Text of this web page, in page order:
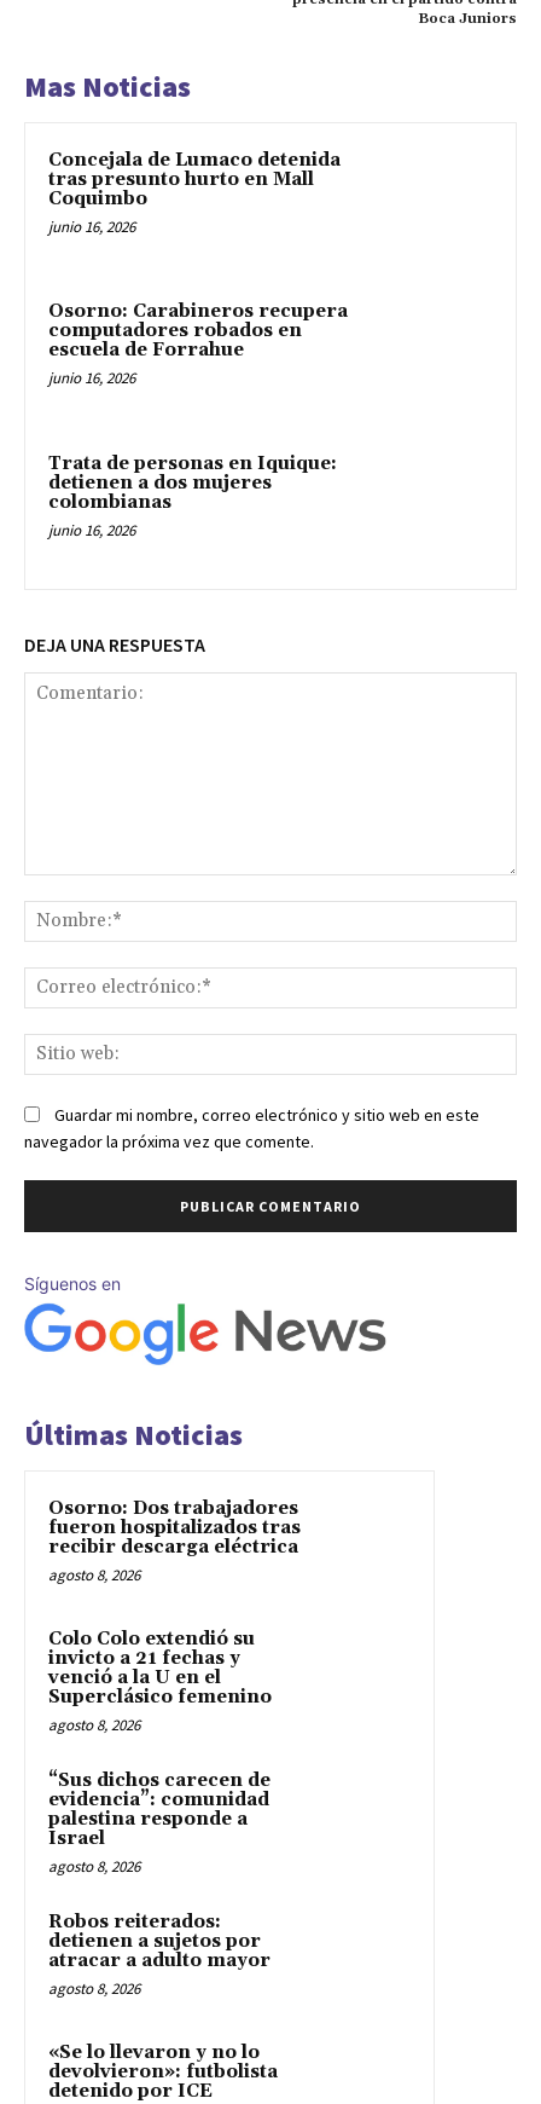
Boca Juniors
Mas Noticias
Concejala de Lumaco detenida
tras presunto hurto en Mall
Coquimbo
junio 16, 2026
Osorno: Carabineros recupera
computadores robados en
escuela de Forrahue
junio 16, 2026
Trata de personas en Iquique:
detienen a dos mujeres
colombianas
junio 16, 2026
DEJA UNA RESPUESTA
Guardar mi nombre, correo electrónico y sitio web en este
navegador la próxima vez que comente.
Síguenos en
Últimas Noticias
Osorno: Dos trabajadores
fueron hospitalizados tras
recibir descarga eléctrica
agosto 8, 2026
Colo Colo extendió su
invicto a 21 fechas y
venció a la U en el
Superclásico femenino
agosto 8, 2026
“Sus dichos carecen de
evidencia”: comunidad
palestina responde a
Israel
agosto 8, 2026
Robos reiterados:
detienen a sujetos por
atracar a adulto mayor
agosto 8, 2026
«Se lo llevaron y no lo
devolvieron»: futbolista
detenido por ICE